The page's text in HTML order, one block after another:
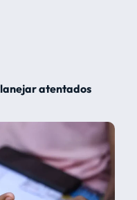
atentados